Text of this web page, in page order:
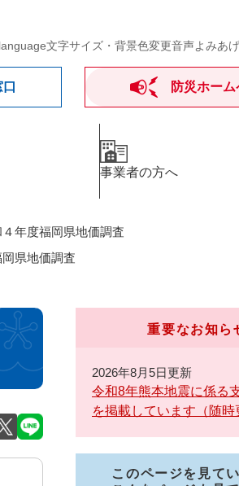
文字サイズ・背景色変更音声よみあげ
防災ホー
事業者の方へ
年度福岡県地価調査
県地価調査
重要なお知ら
2026年8月5日更新
令和8年熊本地震に係る
を掲載しています（随時
このページを見て